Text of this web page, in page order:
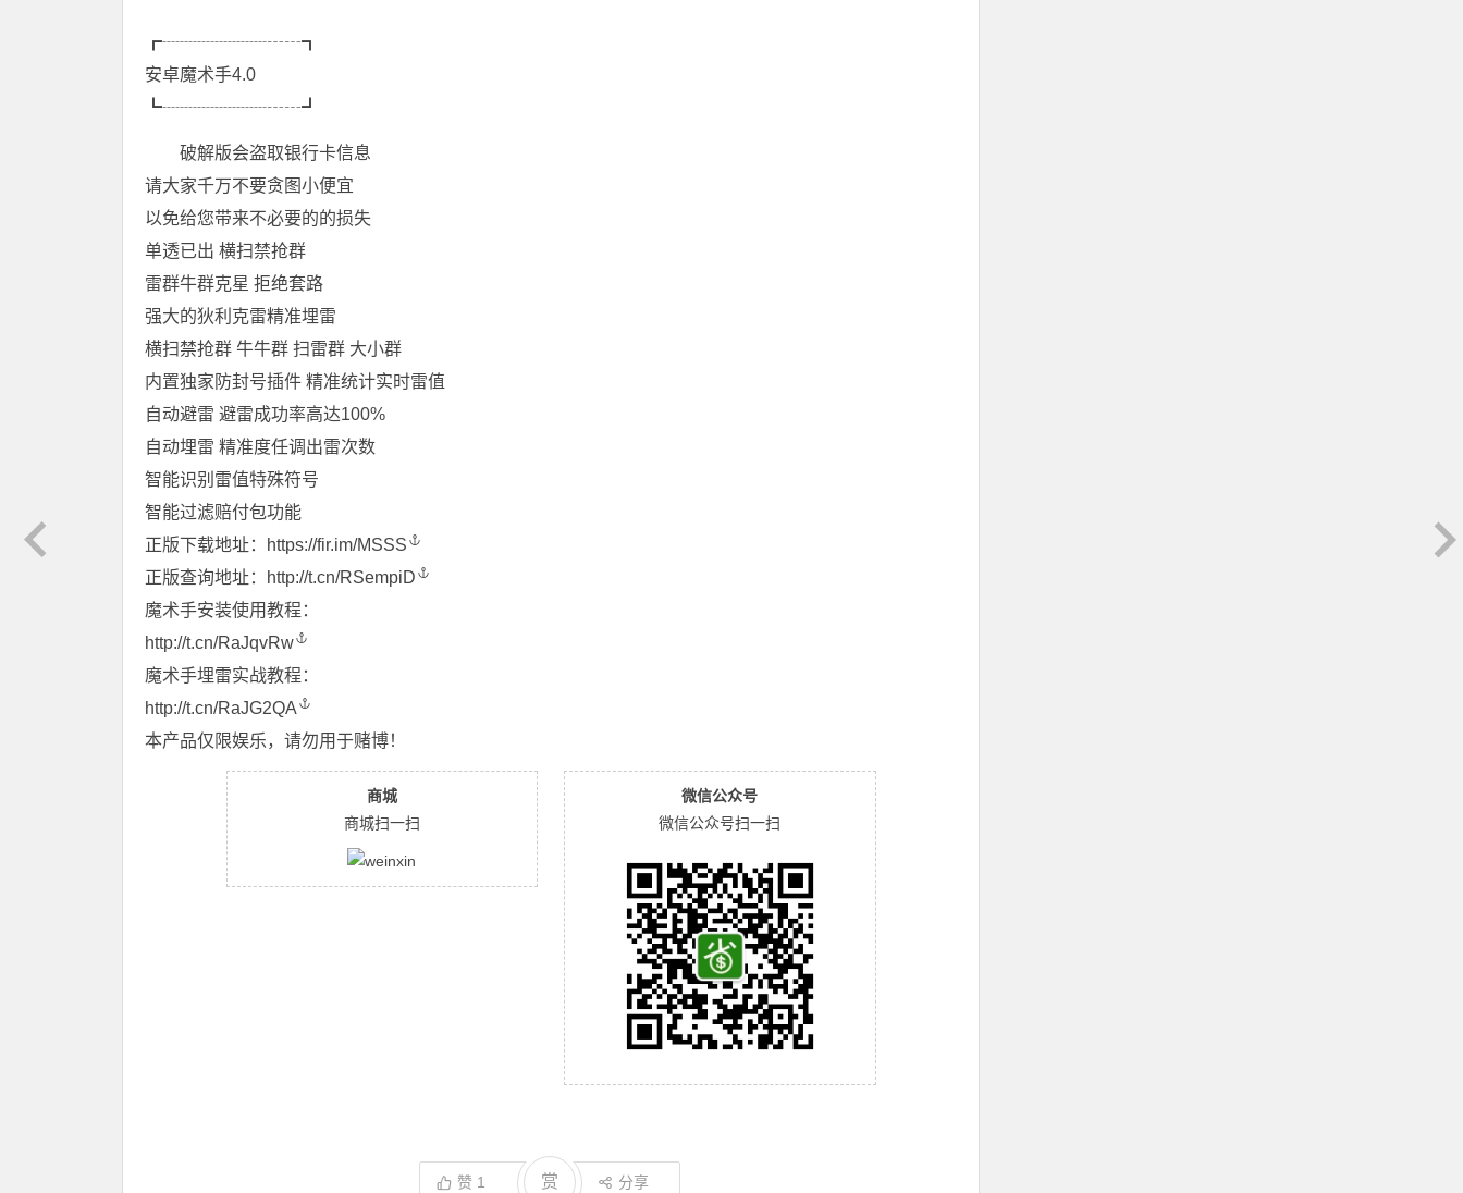
┏┈┈┈┈┈┈┄┄┓
安卓魔术手4.0
┗┈┈┈┈┈┈┄┄┛
破解版会盗取银行卡信息
请大家千万不要贪图小便宜
以免给您带来不必要的的损失
单透已出 横扫禁抢群
雷群牛群克星 拒绝套路
强大的狄利克雷精准埋雷
横扫禁抢群 牛牛群 扫雷群 大小群
内置独家防封号插件 精准统计实时雷值
自动避雷 避雷成功率高达100%
自动埋雷 精准度任调出雷次数
智能识别雷值特殊符号
智能过滤赔付包功能
正版下载地址：
https://fir.im/MSSS
正版查询地址：
http://t.cn/RSempiD
魔术手安装使用教程：
http://t.cn/RaJqvRw
魔术手埋雷实战教程：
http://t.cn/RaJG2QA
本产品仅限娱乐，请勿用于赌博！
商城
商城扫一扫
微信公众号
微信公众号扫一扫
赞 1 赏 分享